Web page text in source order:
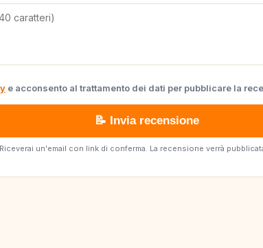
e acconsento al trattamento dei dati per pubblicare la
📝 Invia recensione
un'email con link di conferma. La recensione verrà